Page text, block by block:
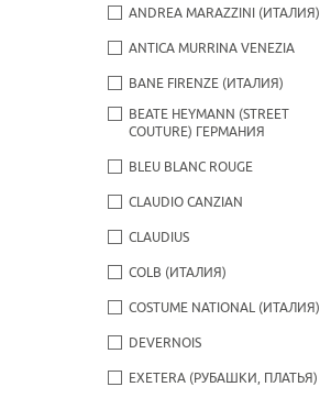
ANDREA MARAZZINI (ИТАЛИЯ)
ANTICA MURRINA VENEZIA
BANE FIRENZE (ИТАЛИЯ)
BEATE НEYMANN (STREET
COUTURE) ГЕРМАНИЯ
BLEU BLANC ROUGE
CLAUDIO CANZIAN
CLAUDIUS
COLB (ИТАЛИЯ)
COSTUME NATIONAL (ИТАЛИЯ)
DEVERNOIS
EXETERA (РУБАШКИ, ПЛАТЬЯ)